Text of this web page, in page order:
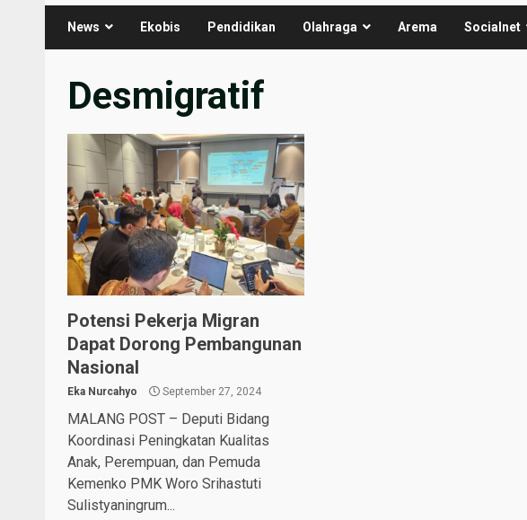
News Ekobis Pendidikan Olahraga Arema Socialnet
Desmigratif
Potensi Pekerja Migran
Dapat Dorong Pembangunan
Nasional
Eka Nurcahyo September 27, 2024
MALANG POST – Deputi Bidang
Koordinasi Peningkatan Kualitas
Anak, Perempuan, dan Pemuda
Kemenko PMK Woro Srihastuti
Sulistyaningrum...